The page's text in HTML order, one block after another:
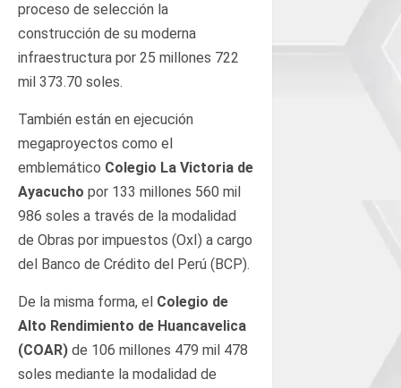
proceso de selección la
construcción de su moderna
infraestructura por 25 millones 722
mil 373.70 soles.
También están en ejecución
megaproyectos como el
emblemático Colegio La Victoria de
Ayacucho por 133 millones 560 mil
986 soles a través de la modalidad
de Obras por impuestos (OxI) a cargo
del Banco de Crédito del Perú (BCP).
De la misma forma, el Colegio de
Alto Rendimiento de Huancavelica
(COAR) de 106 millones 479 mil 478
soles mediante la modalidad de